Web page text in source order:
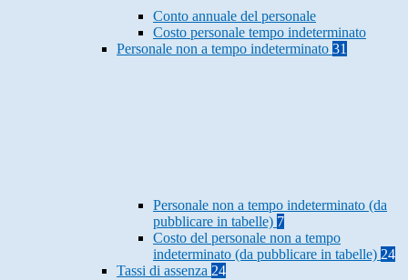
Conto annuale del personale
Costo personale tempo indeterminato
Personale non a tempo indeterminato 31
Personale non a tempo indeterminato (da
pubblicare in tabelle) 7
Costo del personale non a tempo
indeterminato (da pubblicare in tabelle) 24
Tassi di assenza 24